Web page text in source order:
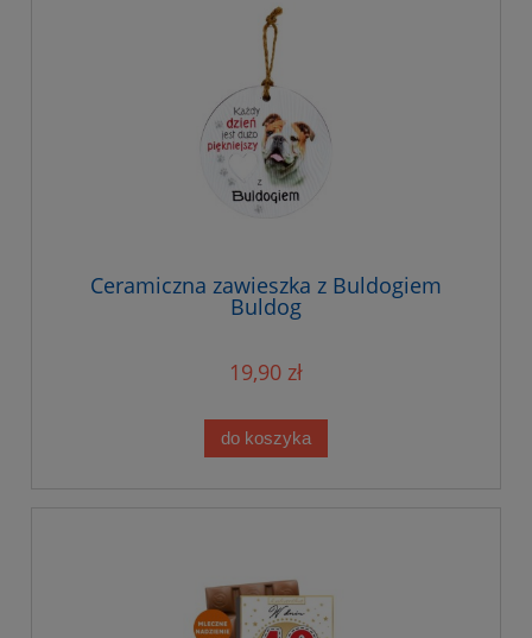
Ceramiczna zawieszka z Buldogiem
Buldog
19,90 zł
do koszyka